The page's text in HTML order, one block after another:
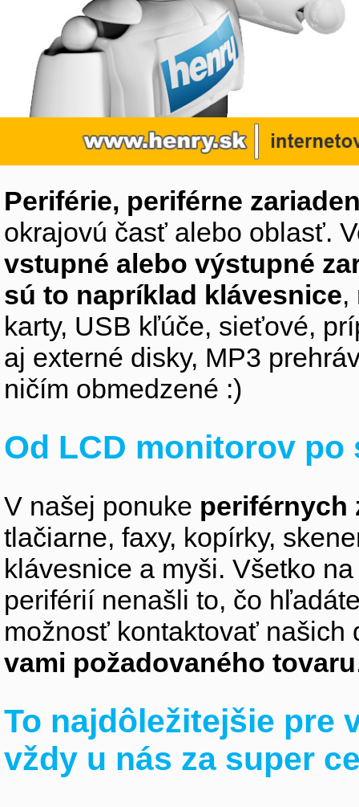
Periférie, periférne
okrajovú časť alebo oblasť.
vstupné alebo výstupné
sú to napríklad klávesnice,
karty, USB kľúče, sieťové,
aj externé disky, MP3
ničím obmedzené :)
Od LCD monitorov
V našej ponuke periférnych
tlačiarne, faxy, kopírky,
klávesnice a myši. Všetko
periférií nenašli to, čo
možnosť kontaktovať
vami požadovaného tovaru
To najdôležitejšie pre
vždy u nás za super